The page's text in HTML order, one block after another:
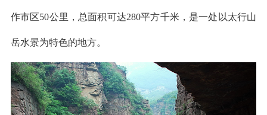
作市区50公里，总面积可达280平方千米，是一处以太行山
岳水景为特色的地方。